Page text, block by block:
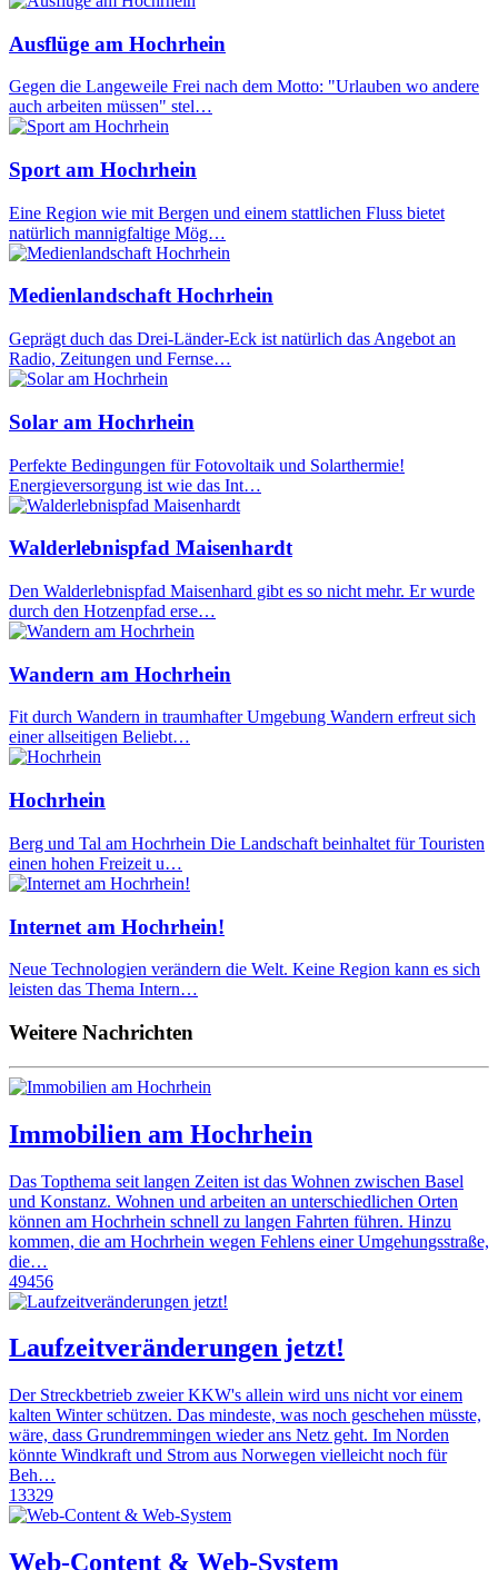
Ausflüge am Hochrhein
Gegen die Langeweile Frei nach dem Motto: "Urlauben wo andere
auch arbeiten müssen" stel…
Sport am Hochrhein
Eine Region wie mit Bergen und einem stattlichen Fluss bietet
natürlich mannigfaltige Mög…
Medienlandschaft Hochrhein
Geprägt duch das Drei-Länder-Eck ist natürlich das Angebot an
Radio, Zeitungen und Fernse…
Solar am Hochrhein
Perfekte Bedingungen für Fotovoltaik und Solarthermie!
Energieversorgung ist wie das Int…
Walderlebnispfad Maisenhardt
Den Walderlebnispfad Maisenhard gibt es so nicht mehr. Er wurde
durch den Hotzenpfad erse…
Wandern am Hochrhein
Fit durch Wandern in traumhafter Umgebung Wandern erfreut sich
einer allseitigen Beliebt…
Hochrhein
Berg und Tal am Hochrhein Die Landschaft beinhaltet für Touristen
einen hohen Freizeit u…
Internet am Hochrhein!
Neue Technologien verändern die Welt. Keine Region kann es sich
leisten das Thema Intern…
Weitere Nachrichten
Immobilien am Hochrhein
Das Topthema seit langen Zeiten ist das Wohnen zwischen Basel
und Konstanz. Wohnen und arbeiten an unterschiedlichen Orten
können am Hochrhein schnell zu langen Fahrten führen. Hinzu
kommen, die am Hochrhein wegen Fehlens einer Umgehungsstraße,
die…
49456
Laufzeitveränderungen jetzt!
Der Streckbetrieb zweier KKW's allein wird uns nicht vor einem
kalten Winter schützen. Das mindeste, was noch geschehen müsste,
wäre, dass Grundremmingen wieder ans Netz geht. Im Norden
könnte Windkraft und Strom aus Norwegen vielleicht noch für
Beh…
13329
Web-Content & Web-System